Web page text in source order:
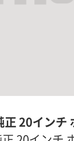
正 20インチ